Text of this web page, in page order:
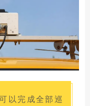
以完成全部巡